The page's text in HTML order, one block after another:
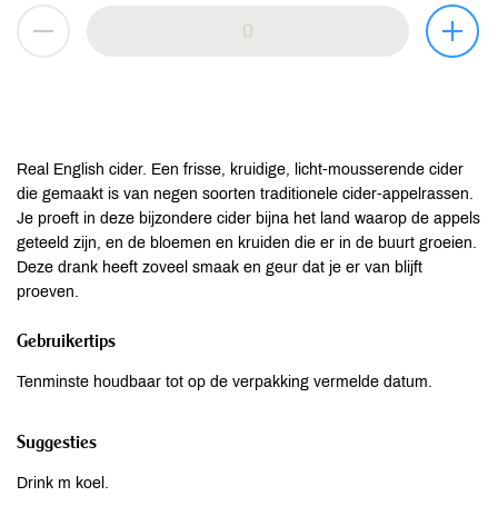
Real English cider. Een frisse, kruidige, licht-mousserende cider
die gemaakt is van negen soorten traditionele cider-appelrassen.
Je proeft in deze bijzondere cider bijna het land waarop de appels
geteeld zijn, en de bloemen en kruiden die er in de buurt groeien.
Deze drank heeft zoveel smaak en geur dat je er van blijft
proeven.
Gebruikertips
Tenminste houdbaar tot op de verpakking vermelde datum.
Suggesties
Drink m koel.